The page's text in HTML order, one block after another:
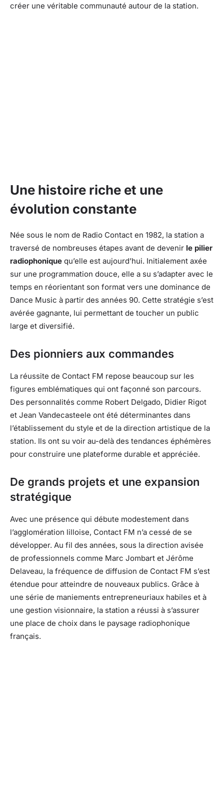
créer une véritable communauté autour de la station.
Une histoire riche et une
évolution constante
Née sous le nom de Radio Contact en 1982, la station a
traversé de nombreuses étapes avant de devenir le pilier
radiophonique qu’elle est aujourd’hui. Initialement axée
sur une programmation douce, elle a su s’adapter avec le
temps en réorientant son format vers une dominance de
Dance Music à partir des années 90. Cette stratégie s’est
avérée gagnante, lui permettant de toucher un public
large et diversifié.
Des pionniers aux commandes
La réussite de Contact FM repose beaucoup sur les
figures emblématiques qui ont façonné son parcours.
Des personnalités comme Robert Delgado, Didier Rigot
et Jean Vandecasteele ont été déterminantes dans
l’établissement du style et de la direction artistique de la
station. Ils ont su voir au-delà des tendances éphémères
pour construire une plateforme durable et appréciée.
De grands projets et une expansion
stratégique
Avec une présence qui débute modestement dans
l’agglomération lilloise, Contact FM n’a cessé de se
développer. Au fil des années, sous la direction avisée
de professionnels comme Marc Jombart et Jérôme
Delaveau, la fréquence de diffusion de Contact FM s’est
étendue pour atteindre de nouveaux publics. Grâce à
une série de maniements entrepreneuriaux habiles et à
une gestion visionnaire, la station a réussi à s’assurer
une place de choix dans le paysage radiophonique
français.